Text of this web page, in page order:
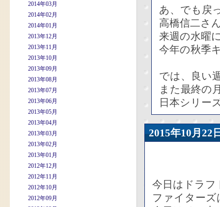
2014年03月
2014年02月
2014年01月
2013年12月
2013年11月
2013年10月
2013年09月
2013年08月
2013年07月
2013年06月
2013年05月
2013年04月
2013年03月
2013年02月
2013年01月
2012年12月
2012年11月
2012年10月
2012年09月
あ、でも戻
高橋信二さ
来週の水曜
今年の秋季
では、良い
また最終の
日本シリー
2015年10月
今日はドラフ
ファイターズ